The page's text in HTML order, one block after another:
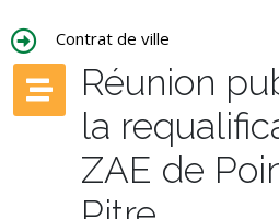
Contrat de ville
Réunion
la
ZAE de